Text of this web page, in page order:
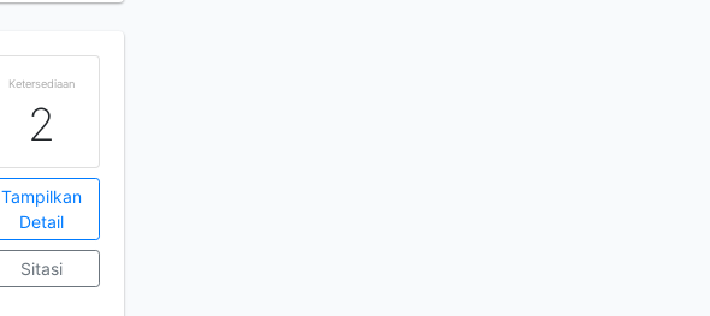
Ketersediaan
2
Tampilkan
Detail
Sitasi